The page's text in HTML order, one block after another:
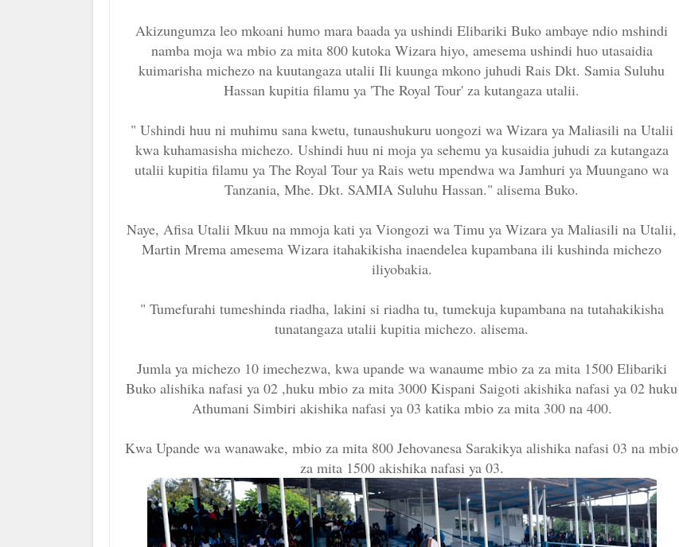
Akizungumza leo mkoani humo mara baada ya ushindi Elibariki Buko ambaye ndio mshindi
namba moja wa mbio za mita 800 kutoka Wizara hiyo, amesema ushindi huo utasaidia
kuimarisha michezo na kuutangaza utalii Ili kuunga mkono juhudi Rais Dkt. Samia Suluhu
Hassan kupitia filamu ya 'The Royal Tour' za kutangaza utalii.
" Ushindi huu ni muhimu sana kwetu, tunaushukuru uongozi wa Wizara ya Maliasili na Utalii
kwa kuhamasisha michezo. Ushindi huu ni moja ya sehemu ya kusaidia juhudi za kutangaza
utalii kupitia filamu ya The Royal Tour ya Rais wetu mpendwa wa Jamhuri ya Muungano wa
Tanzania, Mhe. Dkt. SAMIA Suluhu Hassan." alisema Buko.
Naye, Afisa Utalii Mkuu na mmoja kati ya Viongozi wa Timu ya Wizara ya Maliasili na Utalii,
Martin Mrema amesema Wizara itahakikisha inaendelea kupambana ili kushinda michezo
iliyobakia.
" Tumefurahi tumeshinda riadha, lakini si riadha tu, tumekuja kupambana na tutahakikisha
tunatangaza utalii kupitia michezo. alisema.
Jumla ya michezo 10 imechezwa, kwa upande wa wanaume mbio za za mita 1500 Elibariki
Buko alishika nafasi ya 02 ,huku mbio za mita 3000 Kispani Saigoti akishika nafasi ya 02 huku
Athumani Simbiri akishika nafasi ya 03 katika mbio za mita 300 na 400.
Kwa Upande wa wanawake, mbio za mita 800 Jehovanesa Sarakikya alishika nafasi 03 na mbio
za mita 1500 akishika nafasi ya 03.